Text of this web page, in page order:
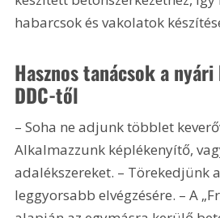
habarcsok és vakolatok
Hasznos tanácsok a
DDC-től
– Soha ne adjunk többlet
Alkalmazzunk képlékenyítő,
adalékszereket. – Törekedjünk
leggyorsabb elvégzésére. – A